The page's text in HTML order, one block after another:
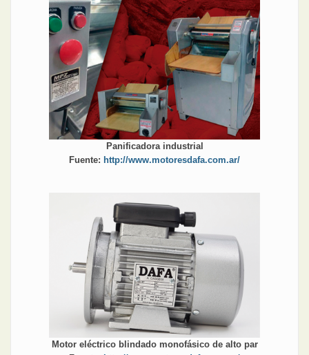
Panificadora industrial
Fuente: http://www.motoresdafa.com.ar/
Motor eléctrico blindado monofásico de alto par